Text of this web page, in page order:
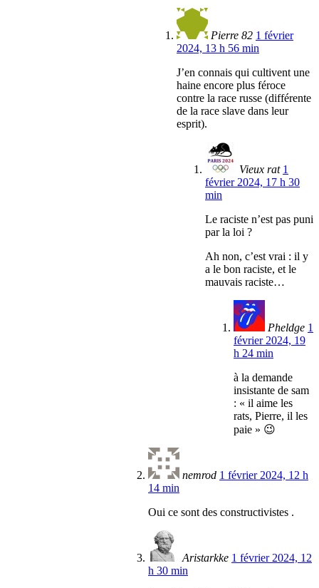
Pierre 82 1 février
2024, 13 h 56 min
J’en connais qui cultivent une
haine encore plus féroce
contre la race russe (différente
de la race slave dans leur
esprit).
Vieux rat 1
février 2024, 17 h 30
min
Le raciste n’est pas puni
par la loi ?
Ah non, c’est vrai : il y
a le bon raciste, et le
mauvais raciste…
Pheldge 1
février 2024, 19
h 24 min
à la demande
insistante de sam
: « il aime les
rats, Pierre, il les
paie » 😉
nemrod 1 février 2024, 12 h
14 min
Oui ce sont des constructivistes .
Aristarkke 1 février 2024, 12
h 30 min